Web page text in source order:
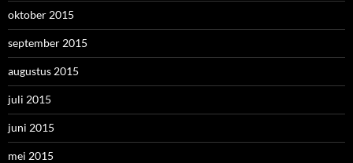
oktober 2015
september 2015
augustus 2015
juli 2015
juni 2015
mei 2015